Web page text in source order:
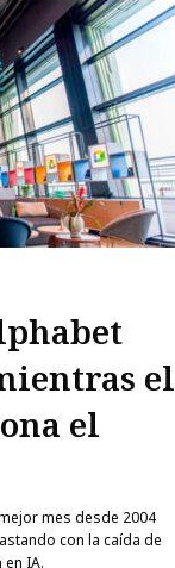
el
el
mes desde 2004
con la caída de
IA.